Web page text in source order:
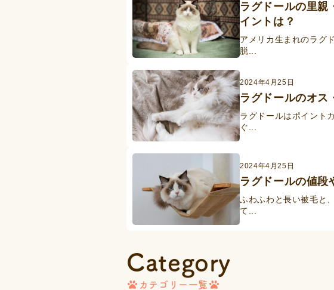
ラグドールの里親
イントは？
アメリカ生まれのラグ
脱...
2024年4月25日
ラグドールのオス
ラグドールはポイント
ぐ...
2024年4月25日
ラグドールの値段
ふわふわと長い被毛と
て...
Category
カテゴリー一覧